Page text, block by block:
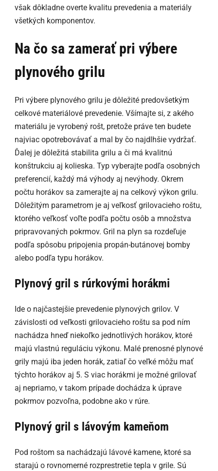
však dôkladne overte kvalitu prevedenia a materiály
všetkých komponentov.
Na čo sa zamerať pri výbere
plynového grilu
Pri výbere plynového grilu je dôležité predovšetkým
celkové materiálové prevedenie. Všímajte si, z akého
materiálu je vyrobený rošt, pretože práve ten budete
najviac opotrebovávať a mal by čo najdlhšie vydržať.
Ďalej je dôležitá stabilita grilu a či má kvalitnú
konštrukciu aj kolieska. Typ vyberajte podľa osobných
preferencií, každý má výhody aj nevýhody. Okrem
počtu horákov sa zamerajte aj na celkový výkon grilu.
Dôležitým parametrom je aj veľkosť grilovacieho roštu,
ktorého veľkosť voľte podľa počtu osôb a množstva
pripravovaných pokrmov. Gril na plyn sa rozdeľuje
podľa spôsobu pripojenia propán-butánovej bomby
alebo podľa typu horákov.
Plynový gril s rúrkovými horákmi
Ide o najčastejšie prevedenie plynových grilov. V
závislosti od veľkosti grilovacieho roštu sa pod ním
nachádza hneď niekoľko jednotlivých horákov, ktoré
majú vlastnú reguláciu výkonu. Malé prenosné plynové
grily majú iba jeden horák, zatiaľ čo veľké môžu mať
týchto horákov aj 5. S viac horákmi je možné grilovať
aj nepriamo, v takom prípade dochádza k úprave
pokrmov pozvoľna, podobne ako v rúre.
Plynový gril s lávovým kameňom
Pod roštom sa nachádzajú lávové kamene, ktoré sa
starajú o rovnomerné rozprestretie tepla v grile. Sú